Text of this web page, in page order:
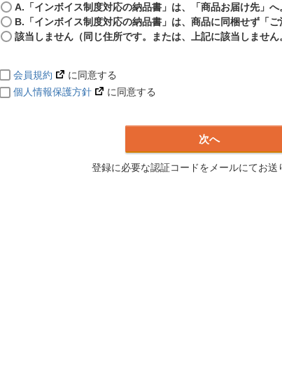
A.「インボイス制度対応の納品書」は、「商品お届け先」へ
B.「インボイス制度対応の納品書」は、商品に同梱せず「ご
該当しません（同じ住所です。または、上記に該当しません
会員規約
に同意する
個人情報保護方針
に同意する
次へ
登録に必要な認証コードをメールにてお送